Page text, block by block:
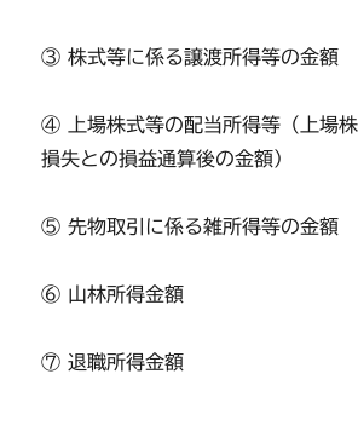
③ 株式等に係る譲渡所得等の金額
④ 上場株式等の配当所得等（上場
損失との損益通算後の金額）
⑤ 先物取引に係る雑所得等の金額
⑥ 山林所得金額
⑦ 退職所得金額